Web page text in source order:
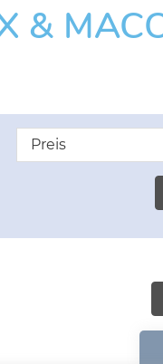
&
Preis